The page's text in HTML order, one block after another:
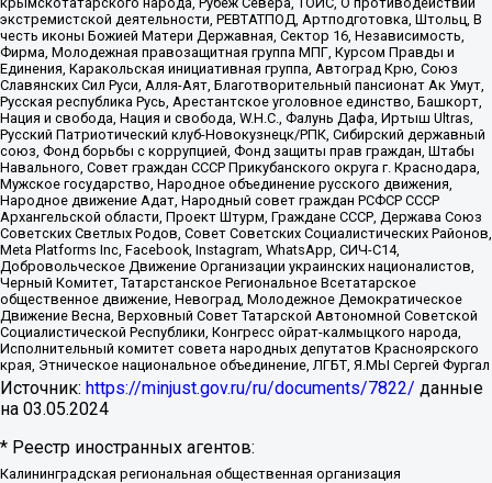
экстремистской деятельности, РЕВТАТПОД, Артподготовка, Штольц, В
честь иконы Божией Матери Державная, Сектор 16, Независимость,
Фирма, Молодежная правозащитная группа МПГ, Курсом Правды и
Единения, Каракольская инициативная группа, Автоград Крю, Союз
Славянских Сил Руси, Алля-Аят, Благотворительный пансионат Ак Умут,
Русская республика Русь, Арестантское уголовное единство, Башкорт,
Нация и свобода, Нация и свобода, W.H.С., Фалунь Дафа, Иртыш Ultras,
Русский Патриотический клуб-Новокузнецк/РПК, Сибирский державный
союз, Фонд борьбы с коррупцией, Фонд защиты прав граждан, Штабы
Навального, Совет граждан СССР Прикубанского округа г. Краснодара,
Мужское государство, Народное объединение русского движения,
Народное движение Адат, Народный совет граждан РСФСР СССР
Архангельской области, Проект Штурм, Граждане СССР, Держава Союз
Советских Светлых Родов, Совет Советских Социалистических Районов,
Meta Platforms Inc, Facebook, Instagram, WhatsApp, СИЧ-С14,
Добровольческое Движение Организации украинских националистов,
Черный Комитет, Татарстанское Региональное Всетатарское
общественное движение, Невоград, Молодежное Демократическое
Движение Весна, Верховный Совет Татарской Автономной Советской
Социалистической Республики, Конгресс ойрат-калмыцкого народа,
Исполнительный комитет совета народных депутатов Красноярского
края, Этническое национальное объединение, ЛГБТ, Я.МЫ Сергей Фургал
Источник: https://minjust.gov.ru/ru/documents/7822/ данные
на 03.05.2024
* Реестр иностранных агентов:
Калининградская региональная общественная организация "Экозащита!-Женсовет", Фонд содействия защите прав и свобод граждан "Общественный вердикт", Фонд "Институт Развития Свободы Информации", Частное учреждение "Информационное агентство МЕМО. РУ", Региональная общественная организация "Общественная комиссия по сохранению наследия академика Сахарова", Фонд поддержки свободы прессы, Санкт-Петербургская общественная правозащитная организация "Гражданский контроль", Межрегиональная общественная организация "Информационно-просветительский центр "Мемориал", Региональный Фонд "Центр Защиты Прав Средств Массовой Информации", с 05.12.2023 Фонд "Центр Защиты Прав Средств массовой информации", Региональная общественная благотворительная организация помощи беженцам и мигрантам "Гражданское содействие", Негосударственное образовательное учреждение дополнительного профессионального образования (повышение квалификации) специалистов "АКАДЕМИЯ ПО ПРАВАМ ЧЕЛОВЕКА", Свердловская региональная общественная организация "Сутяжник", Автономная некоммерческая организация "Центр независимых социологических исследований", Союз общественных объединений "Российский исследовательский центр по правам человека", Региональное общественное учреждение научно-информационный центр "МЕМОРИАЛ", Некоммерческая организация "Фонд защиты гласности", Автономная некоммерческая организация "Институт прав человека", Городская общественная организация "Екатеринбургское общество "МЕМОРИАЛ", Городская общественная организация "Рязанское историко-просветительское и правозащитное общество "Мемориал" (Рязанский Мемориал), Челябинский региональный орган общественной самодеятельности – женское общественное объединение "Женщины Евразии", Челябинский региональный орган общественной самодеятельности "Уральская правозащитная группа", Фонд содействия защите здоровья и социальной справедливости имени Андрея Рылькова, Автономная Некоммерческая Организация "Аналитический Центр Юрия Левады", Автономная некоммерческая организация социальной поддержки населения "Проект Апрель", Региональная общественная организация помощи женщинам и детям, находящимся в кризисной ситуации "Информационно-методический центр "Анна", Фонд содействия развитию массовых коммуникаций и правовому просвещению "Так-так-Так", Фонд содействия устойчивому развитию "Серебряная тайга", Свердловский региональный общественный фонд социальных проектов "Новое время", "Idel.Реалии", Кавказ.Реалии, Крым.Реалии, Телеканал Настоящее Время, Татаро-башкирская служба Радио Свобода (Azatliq Radiosi), Радио Свободная Европа/Радио Свобода (PCE/PC), "Сибирь.Реалии", "Фактограф", Благотворительный фонд помощи осужденным и их семьям, Автономная некоммерческая организация "Институт глобализации и социальных движений", Фонд "В защиту прав заключенных", Частное учреждение "Центр поддержки и содействия развитию средств массовой информации", Пензенский региональный общественный благотворительный фонд "Гражданский союз", "Север.Реалии", Некоммерческая организация Фонд "Правовая инициатива", Общество с ограниченной ответственностью "Радио Свободная Европа/Радио Свобода", Чешское информационное агентство "MEDIUM-ORIENT", Красноярская региональная общественная организация "Мы против СПИДа", Камалягин Денис Николаевич, Маркелов Сергей Евгеньевич, Пономарев Лев Александрович, Савицкая Людмила Алексеевна, Автономная некоммерческая организация "Центр по работе с проблемой насилия "НАСИЛИЮ.НЕТ", Межрегиональный профессиональный союз работников здравоохранения "Альянс врачей", Юридическое лицо, зарегистрированное в Латвийской Республике, SIA "Medusa Project" (регистрационный номер 40103797863, дата регистрации 10.06.2014), Некоммерческая организация "Фонд по борьбе с коррупцией", Автономная некоммерческая организация "Институт права и публичной политики", Баданин Роман Сергеевич, Гликин Максим Александрович, Железнова Мария Михайловна, Лукьянова Юлия Сергеевна, Маетная Елизавета Витальевна, Маняхин Петр Борисович, Чуракова Ольга Владимировна, Ярош Юлия Петровна, Юридическое лицо "The Insider SIA", зарегистрированное в Риге, Латвийская Республика (дата регистрации 26.06.2015), являющееся администратором доменного имени интернет-издания "The Insider SIA", https://theins.ru, Постернак Алексей Евгеньевич, Рубин Михаил Аркадьевич, Анин Роман Александрович, Юридическое лицо Istories fonds, зарегистрированное в Латвийской Республике (регистрационный номер 50008295751, дата регистрации 24.02.2020), Великовский Дмитрий Александрович, Долинина Ирина Николаевна, Мароховская Алеся Алексеевна, Шлейнов Роман Юрьевич, Шмагун Олеся Валентиновна, Общество с ограниченной ответственностью "Альтаир 2021", Общество с ограниченной ответственностью "Вега 2021", Общество с ограниченной ответственностью "Главный редактор 2021", Общество с ограниченной ответственностью "Ромашки монолит", Важенков Артем Валерьевич, Ивановская областная общественная организация "Центр гендерных исследований", Гурман Юрий Альбертович, Медиапроект "ОВД-Инфо", Егоров Владимир Владимирович, Жилинский Владимир Александрович, Общество с ограниченной ответственностью "ЗП", Иванова София Юрьевна, Карезина Инна Павловна, Кильтау Екатерина Викторовна, Петров Алексей Викторович, Пискунов Сергей Евгеньевич, Смирнов Сергей Сергеевич, Тихонов Михаил Сергеевич, Общество с ограниченной ответственностью "ЖУРНАЛИСТ-ИНОСТРАННЫЙ АГЕНТ", Арапова Галина Юрьевна, Вольтская Татьяна Анатольевна, Американская компания "Mason G.E.S. Anonymous Foundation" (США), являющаяся владельцем интернет-издания https://mnews.world/, Компания "Stichting Bellingcat", зарегистрированная в Нидерландах (дата регистрации 11.07.2018), Захаров Андрей Вячеславович, Клепиковская Екатерина Дмитриевна, Общество с ограниченной ответственностью "МЕМО", Перл Роман Александрович, Симонов Евгений Алексеевич, Соловьева Елена Анатольевна, Сотников Даниил Владимирович, Сурначева Елизавета Дмитриевна, Автономная некоммерческая организация по защите прав человека и информированию населения "Якутия – Наше Мнение", Общество с ограниченной ответственностью "Москоу диджитал медиа", с 26.01.2023 Общество с ограниченной ответственностью "Чайка Белые сады", Ветошкина Валерия Валерьевна, Заговора Максим Александрович, Межрегиональное общественное движение "Российская ЛГБТ - сеть", Оленичев Максим Владимирович, Павлов Иван Юрьевич, Скворцова Елена Сергеевна, Общество с ограниченной ответственностью "Как бы инагент", Кочетков Игорь Викторович, Общество с ограниченной ответственностью "Честные выборы", Еланчик Олег Александрович, Общество с ограниченной ответственностью "Нобелевский призыв", Гималова Регина Эмилевна, Григорьев Андрей Валерьевич, Григорьева Алина Александровна, Ассоциация по содействию защите прав призывников, альтернативнослужащих и военнослужащих "Правозащитная группа "Гражданин.Армия.Право", Хисамова Регина Фаритовна, Автономная некоммерческая организация по реализации социально-правовых программ "Лилит", Дальневосточное общественное движение "Маяк", Санкт-Петербургская ЛГБТ-инициативная группа "Выход", Инициативная группа ЛГБТ+ "Реверс", Алексеев Андрей Викторович, Бекбулатова Таисия Львовна, Беляев Иван Михайлович, Владыкина Елена Сергеевна, Гельман Марат Александрович, Никульшина Вероника Юрьевна, Толоконникова Надежда Андреевна, Шендерович Виктор Анатольевич, Общество с ограниченной ответственностью "Данное сообщение", Общество с ограниченной ответственностью Издательский дом "Новая глава", Айнбиндер Александра Александровна, Московский комьюнити-центр для ЛГБТ+инициатив, Благотворительный фонд развития филантропии, Deutsche Welle (Германия, Kurt-Schumacher-Strasse 3, 53113 Bonn), Борзунова Мария Михайловна, Воробьев Виктор Викторович, Голубева Анна Львовна, Константинова Алла Михайловна, Малкова Ирина Владимировна, Мурадов Мурад Абдулгалимович, Осетинская Елизавета Николаевна, Понасенков Евгений Николаевич, Ганапольский Матвей Юрьевич, Киселев Евгений Алексеевич, Борухович Ирина Григорьевна, Дремин Иван Тимофеевич, Дубровский Дмитрий Викторович, Красноярская региональная общественная организация поддержки и развития альтернативных образовательных технологий и межкультурных коммуникаций "ИНТЕРРА", Маяковская Екатерина Алексеевна, Фейгин Марк Захарович, Филимонов Андрей Викторович, Дзугкоева Регина Николаевна, Доброхотов Роман Александрович, Дудь Юрий Александрович, Елкин Сергей Владимирович, Кругликов Кирилл Игоревич, Сабунаева Мария Леонидовна, Семенов Алексей Владимирович, Шаинян Карен Багратович, Шульман Екатерина Михайловна, Асафьев Артур Валерьевич, Вахштайн Виктор Семенович, Венедиктов Алексей Алексеевич, Лушникова Екатерина Евгеньевна, Волков Леонид Михайлович, Невзоров Александр Глебович, Пархоменко Сергей Борисович, Сироткин Ярослав Николаевич, Кара-Мурза Владимир Владимирович, Баранова Наталья Владимировна, Гозман Леонид Яковлевич, Кагарлицкий Борис Юльевич, Климарев Михаил Валерьевич, Милов Владимир Станиславович, Автономная некоммерческая организация Краснодарский центр современного искусства "Типография", Моргенштерн Алишер Тагирович, Соболь Любовь Эдуардовна, Общество с ограниченной ответственностью "ЛИЗА НОРМ", Каспаров Гарри Кимович, Ходорковский Михаил Борисович, Общество с ограниченной ответственностью "Апрельские тезисы", Данилович Ирина Брониславовна, Кашин Олег Владимирович, Петров Николай Владимирович, Пивоваров Алексей Владимирович, Соколов Михаил Владимирович, Цветкова Юлия Владимировна, Чичваркин Евгений Александрович, Комитет против пыток/Команда против пыток, Общество с ограниченной ответственностью "Первый научный", Общество с ограниченной ответственностью "Вертолет и ко", Белоцерковская Вероника Борисовна, Кац Максим Евгеньевич, Лазарева Татьяна Юрьевна, Шаведдинов Руслан Табризович, Яшин Илья Валерьевич, Общество с ограниченной ответственностью "Иноагент ААВ", Алешковский Дмитрий Петрович, Альбац Евгения Марковна, Быков Дмитрий Львович, Галямина Юлия Евгеньевна, Лойко Сергей Леонидович, Мартынов Кирилл Константинович, Медведев Сергей Александрович, Крашенинников Федор Геннадиевич, Гордеева Катерина Вл